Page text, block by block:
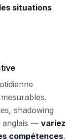
situations
shadowing
anglais — variez
compétences.